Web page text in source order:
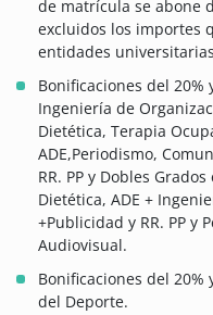
de matrícula se abone
excluidos los importes
entidades
Bonificaciones del
Ingeniería de
Dietética, Terapia
ADE,Periodismo,
RR. PP y Dobles
Dietética, ADE +
+Publicidad y RR. PP y
Audiovisual.
Bonificaciones del 20%
del Deporte.